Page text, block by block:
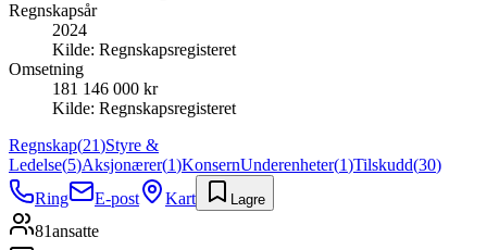
Regnskapsår
2024
Kilde: Regnskapsregisteret
Omsetning
181 146 000 kr
Kilde: Regnskapsregisteret
Regnskap(21)Styre &
Ledelse(5)Aksjonærer(1)KonsernUnderenheter(1)Tilskudd(30)
Ring
E-post Kart Lagre
81ansatte